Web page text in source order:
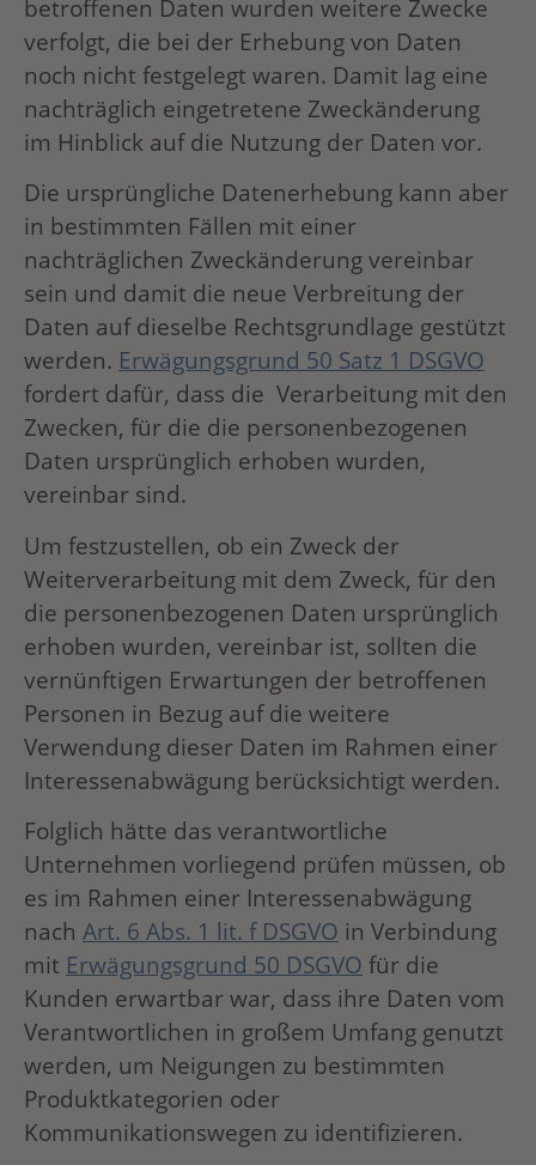
betroffenen Daten wurden weitere Zwecke
verfolgt, die bei der Erhebung von Daten
noch nicht festgelegt waren. Damit lag eine
nachträglich eingetretene Zweckänderung
im Hinblick auf die Nutzung der Daten vor.
Die ursprüngliche Datenerhebung kann aber
in bestimmten Fällen mit einer
nachträglichen Zweckänderung vereinbar
sein und damit die neue Verbreitung der
Daten auf dieselbe Rechtsgrundlage gestützt
werden. Erwägungsgrund 50 Satz 1 DSGVO
fordert dafür, dass die Verarbeitung mit den
Zwecken, für die die personenbezogenen
Daten ursprünglich erhoben wurden,
vereinbar sind.
Um festzustellen, ob ein Zweck der
Weiterverarbeitung mit dem Zweck, für den
die personenbezogenen Daten ursprünglich
erhoben wurden, vereinbar ist, sollten die
vernünftigen Erwartungen der betroffenen
Personen in Bezug auf die weitere
Verwendung dieser Daten im Rahmen einer
Interessenabwägung berücksichtigt werden.
Folglich hätte das verantwortliche
Unternehmen vorliegend prüfen müssen, ob
es im Rahmen einer Interessenabwägung
nach Art. 6 Abs. 1 lit. f DSGVO in Verbindung
mit Erwägungsgrund 50 DSGVO für die
Kunden erwartbar war, dass ihre Daten vom
Verantwortlichen in großem Umfang genutzt
werden, um Neigungen zu bestimmten
Produktkategorien oder
Kommunikationswegen zu identifizieren.